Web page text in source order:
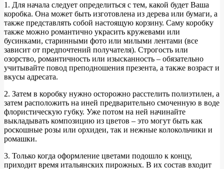
1. Для начала следует определиться с тем, какой будет Ваша
коробка. Она может быть изготовлена из дерева или бумаги, а
также представлять собой настоящую корзину. Саму коробку
также можно романтично украсить кружевами или
бусинками, старинными фото или милыми лентами (все
зависит от предпочтений получателя). Строгость или
озорство, романтичность или изысканность – обязательно
учитывайте повод преподношения презента, а также возраст и
вкусы адресата.
2. Затем в коробку нужно осторожно расстелить полиэтилен, а
затем расположить на иней предварительно смоченную в воде
флористическую губку. Уже потом на ней начинайте
выкладывать композицию из цветов – это могут быть как
роскошные розы или орхидеи, так и нежные колокольчики и
ромашки.
3. Только когда оформление цветами подошло к концу,
приходит время итальянских пирожных. В их состав входит